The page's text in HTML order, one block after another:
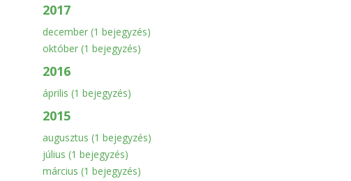
2017
december (1 bejegyzés)
október (1 bejegyzés)
2016
április (1 bejegyzés)
2015
augusztus (1 bejegyzés)
július (1 bejegyzés)
március (1 bejegyzés)